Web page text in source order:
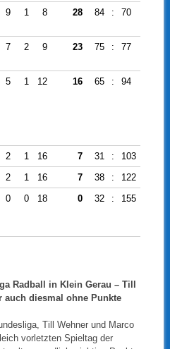
9 1 8 28 84 : 70
7 2 9 23 75 : 77
5 1 12 16 65 : 94
2 1 16 7 31 : 103
2 1 16 7 38 : 122
0 0 18 0 32 : 155
Radball in Klein Gerau – Till
auch diesmal ohne Punkte
Till Wehner und Marco
vorletzten Spieltag der